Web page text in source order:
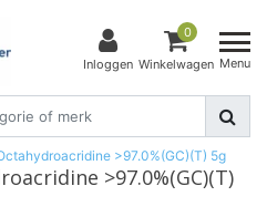
Inloggen
0
Winkelwagen Menu
>97.0%(GC)(T) 5g
>97.0%(GC)(T)